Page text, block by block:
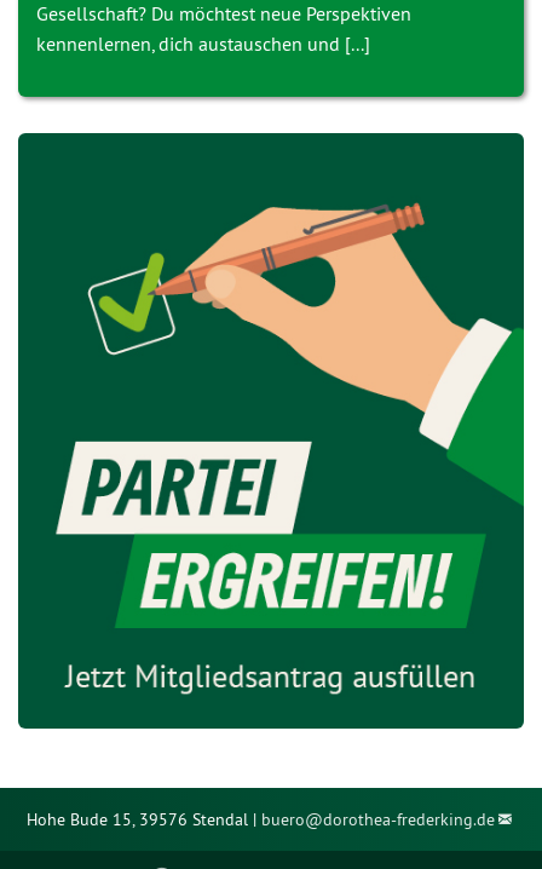
Gesellschaft? Du möchtest neue Perspektiven
kennenlernen, dich austauschen und [...]
Hohe Bude 15, 39576 Stendal | buero@dorothea-frederking.de